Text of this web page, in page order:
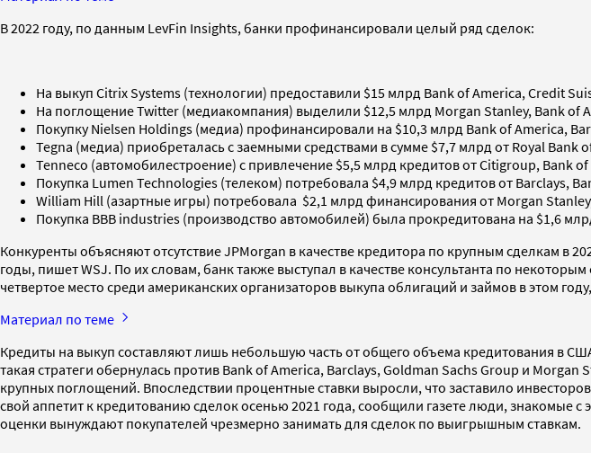
В 2022 году, по данным LevFin Insights, банки профинансировали целый ряд сделок:
На выкуп Citrix Systems (технологии) предоставили $15 млрд Bank of America, Credit
На поглощение Twitter (медиакомпания) выделили $12,5 млрд Morgan Stanley, Bank of
Покупку Nielsen Holdings (медиа) профинансировали на $10,3 млрд Bank of America,
Tegna (медиа) приобреталась с заемными средствами в сумме $7,7 млрд от Royal Bank
Tenneco (автомобилестроение) с привлечение $5,5 млрд кредитов от Citigroup, Bank of
Покупка Lumen Technologies (телеком) потребовала $4,9 млрд кредитов от Barclays,
William Hill (азартные игры) потребовала $2,1 млрд финансирования от Morgan
Покупка BBB industries (производство автомобилей) была прокредитована на $1,6
Конкуренты объясняют отсутствие JPMorgan в качестве кредитора по крупным сделкам
годы, пишет WSJ. По их словам, банк также выступал в качестве консультанта по
четвертое место среди американских организаторов выкупа облигаций и займов в этом
Материал по теме
Кредиты на выкуп составляют лишь небольшую часть от общего объема кредитования в
такая стратеги обернулась против Bank of America, Barclays, Goldman Sachs Group и
крупных поглощений. Впоследствии процентные ставки выросли, что заставило
свой аппетит к кредитованию сделок осенью 2021 года, сообщили газете люди, знакомые
оценки вынуждают покупателей чрезмерно занимать для сделок по выигрышным ставкам.